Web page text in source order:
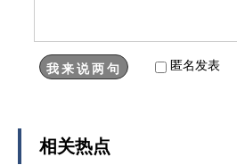
匿名发表
相关热点